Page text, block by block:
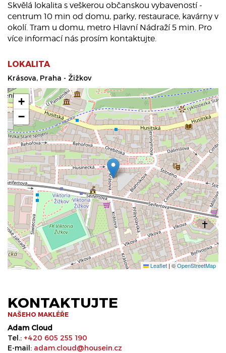
Skvělá lokalita s veškerou občanskou vybaveností -
centrum 10 min od domu, parky, restaurace, kavárny v
okolí. Tram u domu, metro Hlavní Nádraží 5 min. Pro
více informací nás prosím kontaktujte.
LOKALITA
Krásova, Praha - Žižkov
+
−
Leaflet | ©OpenStreetMap
KONTAKTUJTE
NAŠEHO MAKLÉŘE
Adam Cloud
Tel.: +420 605 255 190
E-mail: adam.cloud@housein.cz